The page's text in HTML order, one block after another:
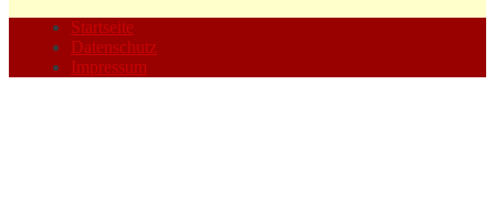
Startseite
Datenschutz
Impressum